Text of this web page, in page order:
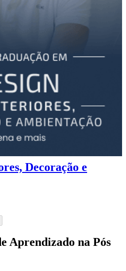
Decoração e
Aprendizado na Pós